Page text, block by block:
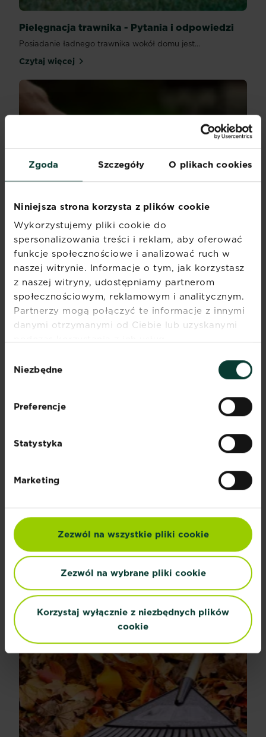
Zgoda Szczegóły O plikach cookies
Niniejsza strona korzysta z plików cookie
Wykorzystujemy pliki cookie do
spersonalizowania treści i reklam, aby oferować
funkcje społecznościowe i analizować ruch w
naszej witrynie. Informacje o tym, jak korzystasz
z naszej witryny, udostępniamy partnerom
społecznościowym, reklamowym i analitycznym.
Partnerzy mogą połączyć te informacje z innymi
danymi otrzymanymi od Ciebie lub uzyskanymi
podczas korzystania z ich usług.
zgody
Niezbędne
Preferencje
Statystyka
Marketing
Zezwól na wszystkie pliki cookie
Zezwól na wybrane pliki cookie
Korzystaj wyłącznie z niezbędnych plików
cookie
Pielęgnacja trawnika - Pytania i odpowiedzi
Posiadanie ładnego trawnika wokół domu jest...
Czytaj więcejPielęgnacja trawnika - Pytania i odpowiedzi
Pielęgnacja trawnika wiosną
Systematyczna, całoroczna pielęgnacja trawnika...
Czytaj więcejPielęgnacja trawnika wiosną
Pielęgnacja trawnika latem
Lato to dla trawnika bardzo wyczerpująca pora roku...
Czytaj więcejPielęgnacja trawnika latem